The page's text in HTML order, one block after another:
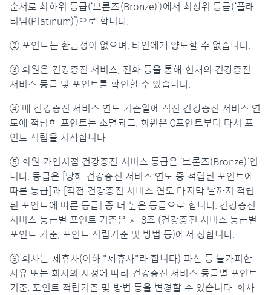
순서로 최하위 등급(‘브론즈(Bronze)’)에서 최상위 등급(‘플래
티넘(Platinum)’)으로 합니다.
② 포인트는 환금성이 없으며, 타인에게 양도할 수 없습니다.
③ 회원은 건강증진 서비스, 전화 등을 통해 현재의 건강증진
서비스 등급 및 포인트를 확인할 수 있습니다.
④ 매 건강증진 서비스 연도 기준일에 직전 건강증진 서비스 연
도에 적립한 포인트는 소멸되고, 회원은 0포인트부터 다시 포
인트 적립을 시작합니다.
⑤ 회원 가입시점 건강증진 서비스 등급은 ‘브론즈(Bronze)’입
니다. 등급은 [당해 건강증진 서비스 연도 중 적립된 포인트에
따른 등급]과 [직전 건강증진 서비스 연도 마지막 날까지 적립
된 포인트에 따른 등급] 중 더 높은 등급으로 합니다. 건강증진
서비스 등급별 포인트 기준은 제 8조 (건강증진 서비스 등급별
포인트 기준, 포인트 적립기준 및 방법 등)에서 정합니다.
⑥ 회사는 제휴사(이하 "제휴사"라 합니다) 파산 등 불가피한
사유 또는 회사의 사정에 따라 건강증진 서비스 등급별 포인트
기준, 포인트 적립기준 및 방법 등을 변경할 수 있습니다. 회사